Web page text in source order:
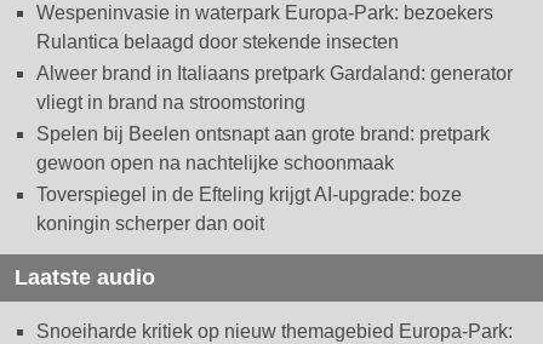
Wespeninvasie in waterpark Europa-Park: bezoekers
Rulantica belaagd door stekende insecten
Alweer brand in Italiaans pretpark Gardaland: generator
vliegt in brand na stroomstoring
Spelen bij Beelen ontsnapt aan grote brand: pretpark
gewoon open na nachtelijke schoonmaak
Toverspiegel in de Efteling krijgt AI-upgrade: boze
koningin scherper dan ooit
Laatste audio
Snoeiharde kritiek op nieuw themagebied Europa-Park: